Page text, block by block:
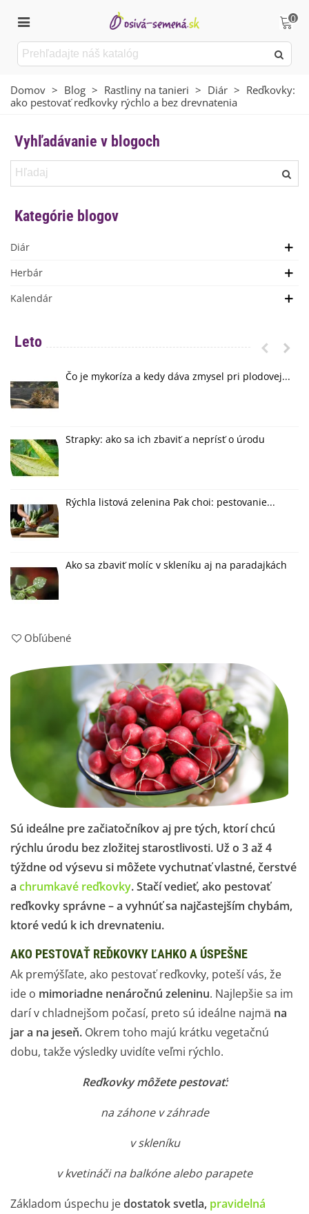
0
Domov > Blog > Rastliny na tanieri > Diár > Reďkovky:
ako pestovať reďkovky rýchlo a bez drevnatenia
Vyhľadávanie v blogoch
Kategórie blogov
Diár
Herbár
Kalendár
Leto
Čo je mykoríza a kedy dáva zmysel pri plodovej...
Strapky: ako sa ich zbaviť a neprísť o úrodu
Rýchla listová zelenina Pak choi: pestovanie...
Ako sa zbaviť molíc v skleníku aj na paradajkách
Obľúbené
Sú ideálne pre začiatočníkov aj pre tých, ktorí chcú
rýchlu úrodu bez zložitej starostlivosti. Už o 3 až 4
týždne od výsevu si môžete vychutnať vlastné, čerstvé
a chrumkavé reďkovky. Stačí vedieť, ako pestovať
reďkovky správne – a vyhnúť sa najčastejším chybám,
ktoré vedú k ich drevnateniu.
AKO PESTOVAŤ REĎKOVKY ĽAHKO A ÚSPEŠNE
Ak premýšľate, ako pestovať reďkovky, poteší vás, že
ide o mimoriadne nenáročnú zeleninu. Najlepšie sa im
darí v chladnejšom počasí, preto sú ideálne najmä na
jar a na jeseň. Okrem toho majú krátku vegetačnú
dobu, takže výsledky uvidíte veľmi rýchlo.
Reďkovky môžete pestovať:
na záhone v záhrade
v skleníku
v kvetináči na balkóne alebo parapete
Základom úspechu jedostatok svetla, pravidelná